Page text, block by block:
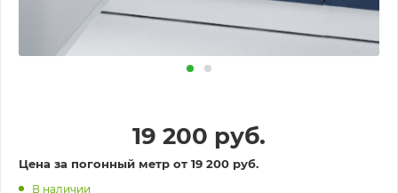
19 200 руб.
Цена за погонный метр от 19 200 руб.
В наличии